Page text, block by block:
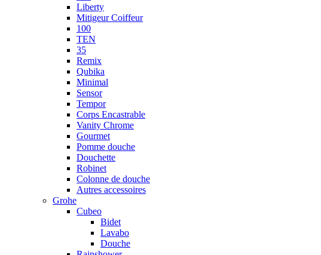
Liberty
Mitigeur Coiffeur
100
TEN
35
Remix
Qubika
Minimal
Sensor
Tempor
Corps Encastrable
Vanity Chrome
Gourmet
Pomme douche
Douchette
Robinet
Colonne de douche
Autres accessoires
Grohe
Cubeo
Bidet
Lavabo
Douche